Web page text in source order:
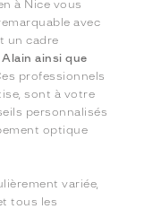
à Nice vous
avec
un cadre
ainsi que
professionnels
sont à votre
personnalisés
optique
variée,
tous les